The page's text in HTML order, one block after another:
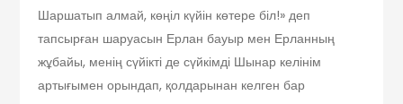
Шаршатып алмай, көңіл күйін көтере біл!» деп
тапсырған шаруасын Ерлан бауыр мен Ерланның
жұбайы, менің сүйікті де сүйкімді Шынар келінім
артығымен орындап, қолдарынан келген бар